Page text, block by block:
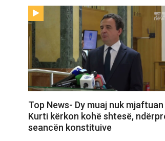
Top News- Dy muaj nuk
Kurti kërkon kohë shtesë,
seancën konstituive